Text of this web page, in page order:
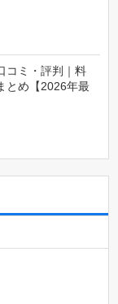
コミ・評判｜料
とめ【2026年最